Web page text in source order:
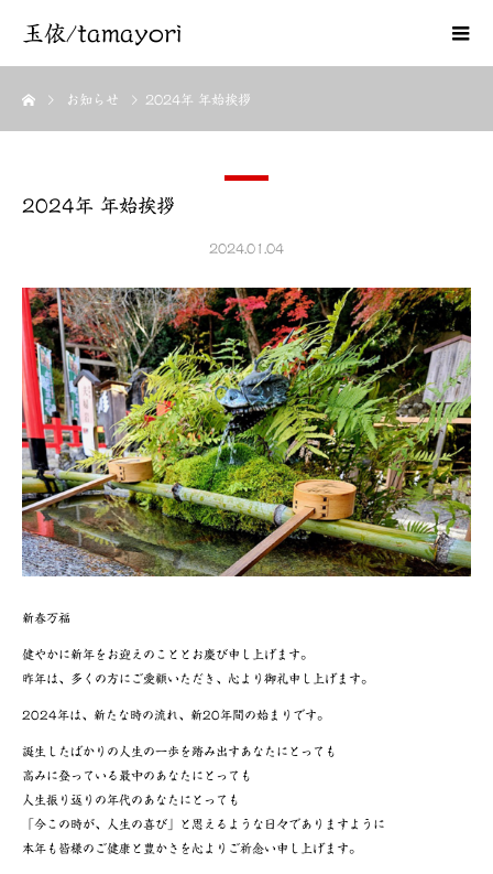
玉依/tamayori
お知らせ 2024年 年始挨拶
2024年 年始挨拶
2024.01.04
新春万福
健やかに新年をお迎えのこととお慶び申し上げます。
昨年は、多くの方にご愛顧いただき、心より御礼申し上げます。
2024年は、新たな時の流れ、新20年間の始まりです。
誕生したばかりの人生の一歩を踏み出すあなたにとっても
高みに登っている最中のあなたにとっても
人生振り返りの年代のあなたにとっても
「今この時が、人生の喜び」と思えるような日々でありますように
本年も皆様のご健康と豊かさを心よりご祈念い申し上げます。